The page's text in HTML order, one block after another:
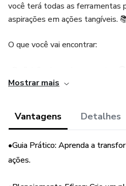
você terá todas as ferramentas
aspirações em ações tangíveis.
O que você vai encontrar:
•Estratégias para superar
•Desenvolvimento de
Mostrar mais
Vantagens Detalhes
•Guia Prático: Aprenda a
ações.